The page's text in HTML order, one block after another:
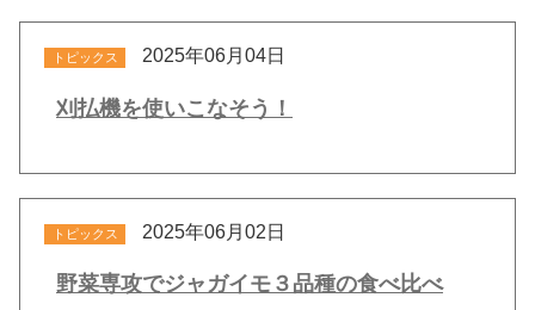
トピックス 2025年06月04日
刈払機を使いこなそう！
トピックス 2025年06月02日
野菜専攻でジャガイモ３品種の食べ比べ